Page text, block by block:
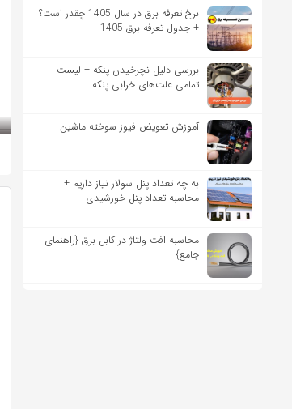
نرخ تعرفه برق در سال 1405 چقدر است؟
+ جدول تعرفه برق 1405
بررسی دلیل نچرخیدن پنکه + لیست
تمامی علت‌های خرابی پنکه
آموزش تعویض فیوز سوخته ماشین
به چه تعداد پنل سولار نیاز داریم +
محاسبه تعداد پنل خورشیدی
محاسبه افت ولتاژ در کابل برق {راهنمای
جامع}